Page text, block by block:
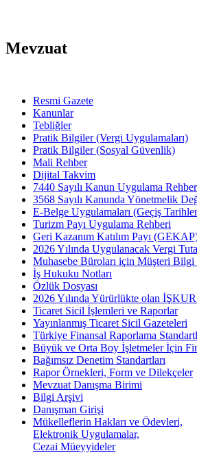
Mevzuat
Resmi Gazete
Kanunlar
Tebliğler
Pratik Bilgiler (Vergi Uygulamaları)
Pratik Bilgiler (Sosyal Güvenlik)
Mali Rehber
Dijital Takvim
7440 Sayılı Kanun Uygulama
3568 Sayılı Kanunda Yönetmelik
E-Belge Uygulamaları (Geçiş
Turizm Payı Uygulama Rehberi
Geri Kazanım Katılım Payı
2026 Yılında Uygulanacak Vergi
Muhasebe Büroları için Müşteri
İş Hukuku Notları
Özlük Dosyası
2026 Yılında Yürürlükte olan
Ticaret Sicil İşlemleri ve Raporlar
Yayınlanmış Ticaret Sicil Gazeteleri
Türkiye Finansal Raporlama
Büyük ve Orta Boy İşletmeler İçin
Bağımsız Denetim Standartları
Rapor Örnekleri, Form ve Dilekçeler
Mevzuat Danışma Birimi
Bilgi Arşivi
Danışman Girişi
Mükelleflerin Hakları ve Ödevleri,
Elektronik Uygulamalar,
Cezai Müeyyideler